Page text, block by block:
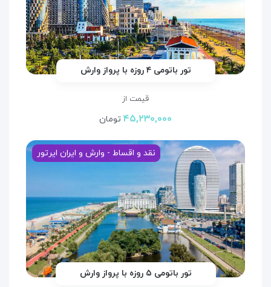
تور باتومی ۴ روزه با پرواز وارش
قیمت از
۴۵,۲۳۰,۰۰۰ تومان
نقد و اقساط - وارش و ایران ایرتور
تور باتومی ۵ روزه با پرواز وارش